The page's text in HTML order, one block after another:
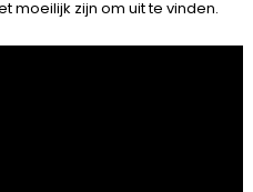
moeilijk zijn om uit te vinden.